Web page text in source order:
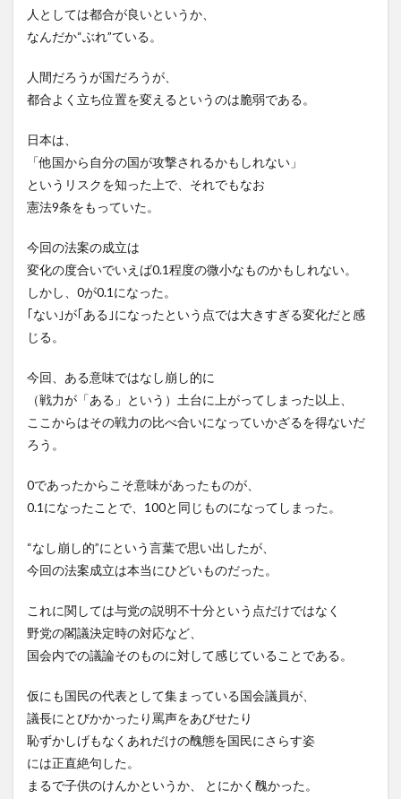
人としては都合が良いというか、
なんだか“ぶれ”ている。
人間だろうが国だろうが、
都合よく立ち位置を変えるというのは脆弱である。
日本は、
「他国から自分の国が攻撃されるかもしれない」
というリスクを知った上で、それでもなお
憲法9条をもっていた。
今回の法案の成立は
変化の度合いでいえば0.1程度の微小なものかもしれない。
しかし、0が0.1になった。
｢ない｣が｢ある｣になったという点では大きすぎる変化だと感
じる。
今回、ある意味ではなし崩し的に
（戦力が「ある」という）土台に上がってしまった以上、
ここからはその戦力の比べ合いになっていかざるを得ないだ
ろう。
0であったからこそ意味があったものが、
0.1になったことで、100と同じものになってしまった。
“なし崩し的”にという言葉で思い出したが、
今回の法案成立は本当にひどいものだった。
これに関しては与党の説明不十分という点だけではなく
野党の閣議決定時の対応など、
国会内での議論そのものに対して感じていることである。
仮にも国民の代表として集まっている国会議員が、
議長にとびかかったり罵声をあびせたり
恥ずかしげもなくあれだけの醜態を国民にさらす姿
には正直絶句した。
まるで子供のけんかというか、 とにかく醜かった。